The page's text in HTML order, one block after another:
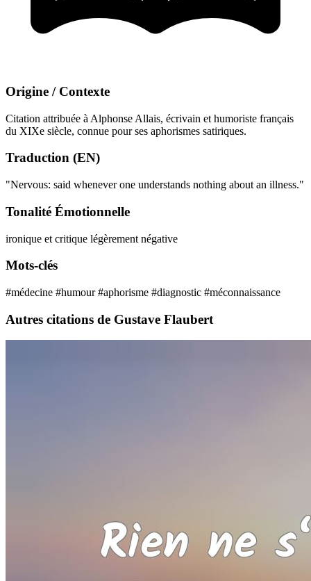
Origine / Contexte
Citation attribuée à Alphonse Allais, écrivain et humoriste français
du XIXe siècle, connue pour ses aphorismes satiriques.
Traduction (EN)
"Nervous: said whenever one understands nothing about an illness."
Tonalité Émotionnelle
ironique et critique légèrement négative
Mots-clés
#médecine #humour#aphorisme #diagnostic #méconnaissance
Autres citations de Gustave Flaubert